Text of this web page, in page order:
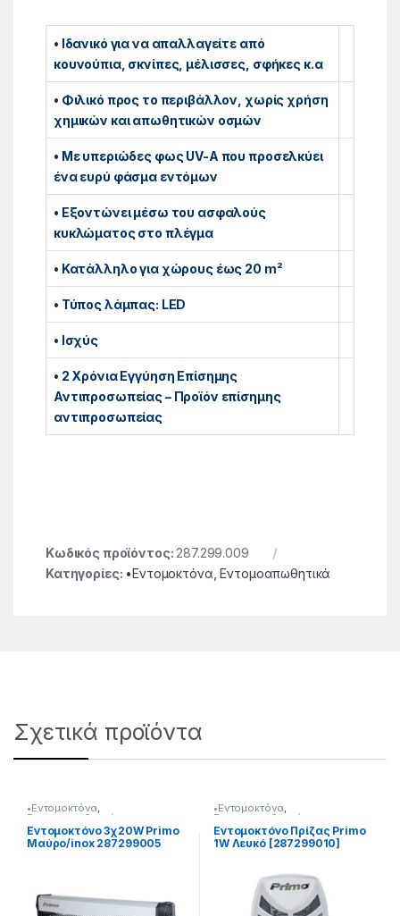
• Ιδανικό για να απαλλαγείτε από
κουνούπια, σκνίπες, μέλισσες, σφήκες κ.α
• Φιλικό προς το περιβάλλον, χωρίς χρήση
χημικών και απωθητικών οσμών
• Με υπεριώδες φως UV-Α που προσελκύει
ένα ευρύ φάσμα εντόμων
• Εξοντώνει μέσω του ασφαλούς
κυκλώματος στο πλέγμα
• Κατάλληλο για χώρους έως 20 m²
• Τύπος λάμπας: LED
• Ισχύς
• 2 Χρόνια Εγγύηση Επίσημης
Αντιπροσωπείας – Προϊόν επίσημης
αντιπροσωπείας
Κωδικός προϊόντος:287.299.009
Κατηγορίες: •Εντομοκτόνα,Εντομοαπωθητικά
Σχετικά προϊόντα
•Εντομοκτόνα,
Εντομοαπωθητικά
Εντομοκτόνο 3χ20W Primo
Μαύρο/inox 287299005
•Εντομοκτόνα,
Εντομοαπωθητικά
Εντομοκτόνο Πρίζας Primo
1W Λευκό [287299010]